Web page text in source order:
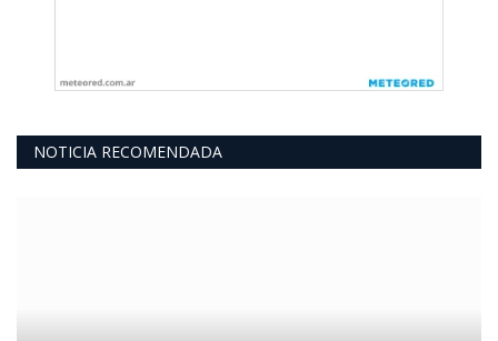
NOTICIA RECOMENDADA